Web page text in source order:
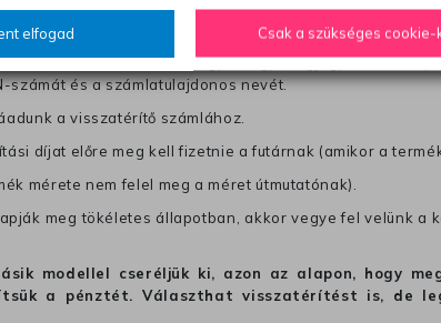
vagy más futárral is elküldheti. Olyan utávéttel
érdekében tegyen egy megjegyzést,
számát és a számlatulajdonos nevét.
a visszatérítő számlához.
díjat előre meg kell fizetnie a futárnak (amikor a
mérete nem felel meg a méret útmutatónak).
meg tökéletes állapotban, akkor vegye fel velünk a
modellel cseréljük ki, azon az alapon, hogy
a pénztét. Választhat visszatérítést is, de
elfogad Csak a szükséges cookie-